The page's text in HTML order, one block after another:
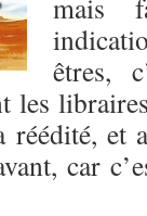
mais
êtres,
les
et
car